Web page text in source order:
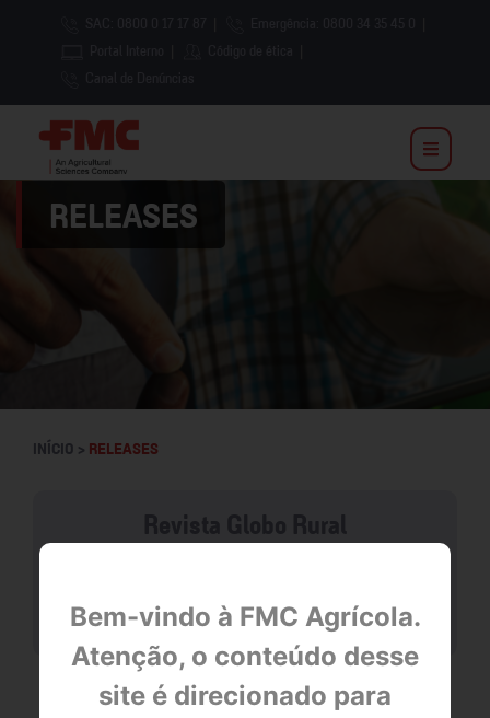
Bem-vindo à FMC Agrícola.
Atenção, o conteúdo desse
site é direcionado para
RELEASES
INÍCIO > RELEASES
null
OUTRAS NOTÍCIAS